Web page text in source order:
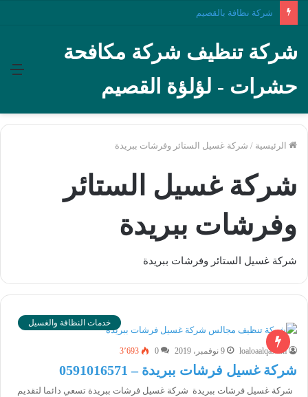
شركة نظافة بالقصيم
شركة تنظيف شركة مكافحة
حشرات - لؤلؤة القصيم
الرئيسية / شركة غسيل الستائر وفرشات ببريدة
شركة غسيل الستائر
وفرشات ببريدة
شركة غسيل الستائر وفرشات ببريدة
خدمات النظافة والغسيل
loaloaalqassim 9 نوفمبر، 2019 0 3٬693
شركة غسيل فرشات ببريدة – 0591016571
شركة غسيل فرشات ببريدة شركة غسيل فرشات ببريدة تسعي دائما لتقديم